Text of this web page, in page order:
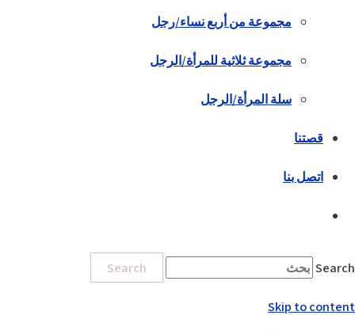
مجموعة من أربع نساء/رجل
مجموعة ثلاثية للمرأة/الرجل
سلة المرأة/الرجل
قصتنا
اتصل بنا
Search
Search
Skip to content